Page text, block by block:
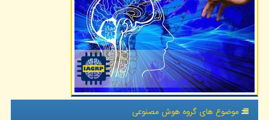
موضوع های گروه هوش مصنوعی